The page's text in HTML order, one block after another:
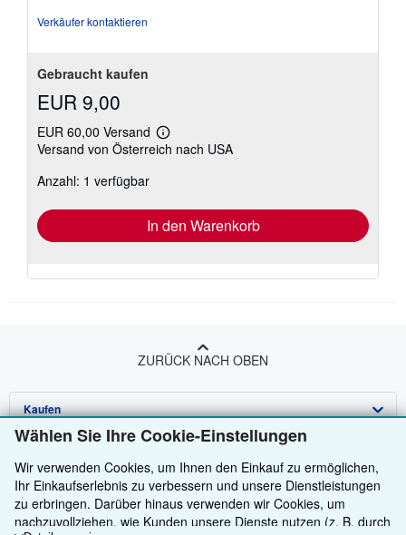
Wählen Sie Ihre Cookie-Einstellungen
Wir verwenden Cookies, um Ihnen den Einkauf zu ermöglichen,
Ihr Einkaufserlebnis zu verbessern und unsere Dienstleistungen
zu erbringen. Darüber hinaus verwenden wir Cookies, um
nachzuvollziehen, wie Kunden unsere Dienste nutzen (z. B. durch
Verkäufer kontaktieren
Gebraucht kaufen
EUR 9,00
EUR 60,00 Versand
Weitere
Informationen
Versand von Österreich nach USA
Anzahl: 1 verfügbar
In den Warenkorb
ZURÜCK NACH OBEN
Kaufen
Detailsuche
Sammlungen
Nutzerkonto
Anbieten
Verkäufer werden
Partnerprogramm
Über uns
Über uns / Impressum
Hilfe